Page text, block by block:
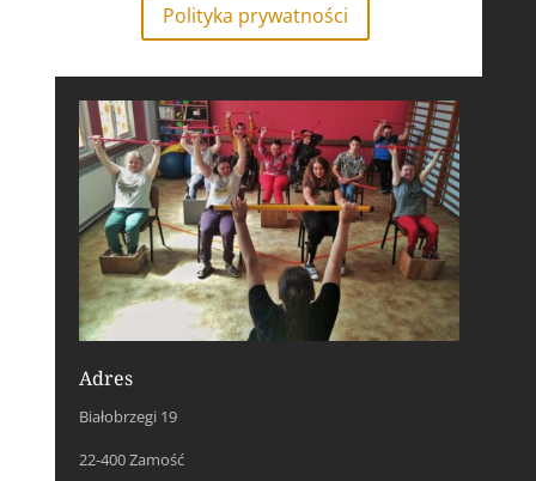
Polityka prywatności
Adres
Białobrzegi 19
22-400 Zamość